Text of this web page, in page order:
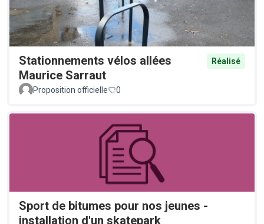
Stationnements vélos allées
Maurice Sarraut
Réalisé
Proposition officielle 0
Sport de bitumes pour nos jeunes -
installation d'un skatepark